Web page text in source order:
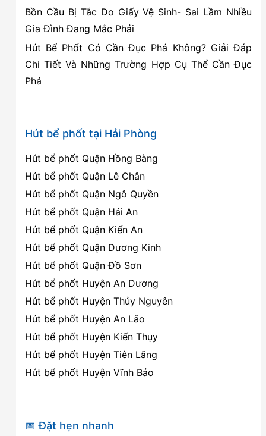
Bồn Cầu Bị Tắc Do Giấy Vệ Sinh- Sai Lầm Nhiều
Gia Đình Đang Mắc Phải
Hút Bể Phốt Có Cần Đục Phá Không? Giải Đáp
Chi Tiết Và Những Trường Hợp Cụ Thể Cần Đục
Phá
Hút bể phốt tại Hải Phòng
Hút bể phốt Quận Hồng Bàng
Hút bể phốt Quận Lê Chân
Hút bể phốt Quận Ngô Quyền
Hút bể phốt Quận Hải An
Hút bể phốt Quận Kiến An
Hút bể phốt Quận Dương Kinh
Hút bể phốt Quận Đồ Sơn
Hút bể phốt Huyện An Dương
Hút bể phốt Huyện Thủy Nguyên
Hút bể phốt Huyện An Lão
Hút bể phốt Huyện Kiến Thụy
Hút bể phốt Huyện Tiên Lãng
Hút bể phốt Huyện Vĩnh Bảo
📅 Đặt hẹn nhanh